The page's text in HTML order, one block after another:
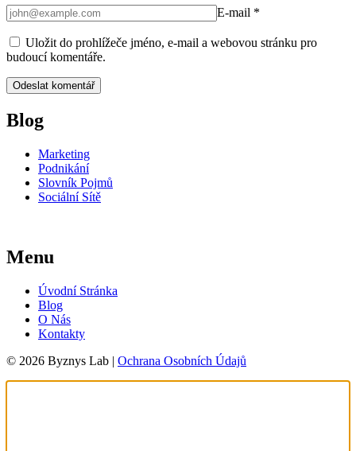
E-mail *
Uložit do prohlížeče jméno, e-mail a webovou stránku pro
budoucí komentáře.
Blog
Marketing
Podnikání
Slovník Pojmů
Sociální Sítě
Menu
Úvodní Stránka
Blog
O Nás
Kontakty
© 2026 Byznys Lab | Ochrana Osobních Údajů